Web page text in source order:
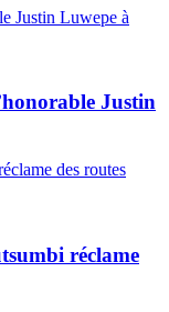
Justin
réclame